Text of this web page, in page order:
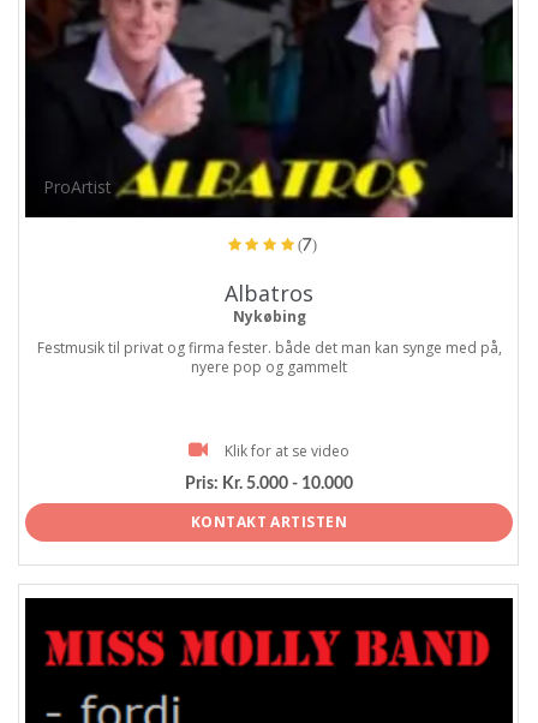
ProArtist
(7)
Albatros
Nykøbing
Festmusik til privat og firma fester. både det man kan synge med på,
nyere pop og gammelt
Klik for at se video
Pris: Kr. 5.000 - 10.000
KONTAKT ARTISTEN